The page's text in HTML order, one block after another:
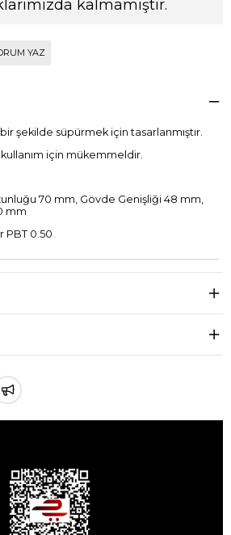
kalmamıştır.
YAZ
şekilde süpürmek için tasarlanmıştır.
için mükemmeldir.
70 mm, Gövde Genişliği 48 mm,
mm
PBT 0.50